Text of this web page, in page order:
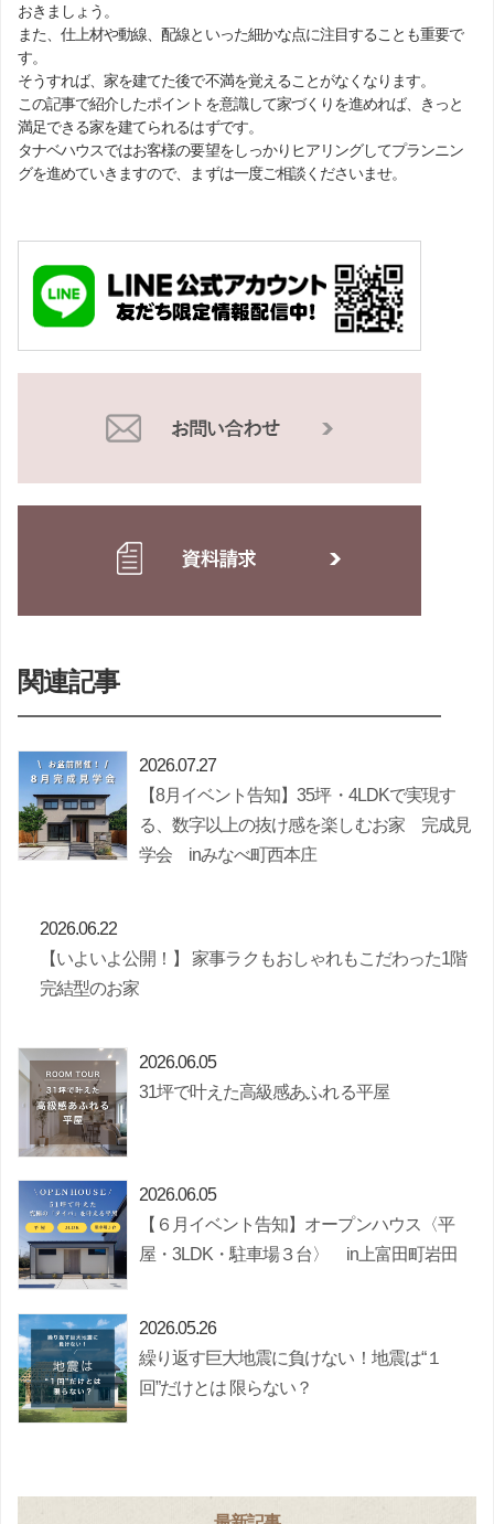
おきましょう。
また、仕上材や動線、配線といった細かな点に注目することも重要で
す。
そうすれば、家を建てた後で不満を覚えることがなくなります。
この記事で紹介したポイントを意識して家づくりを進めれば、きっと
満足できる家を建てられるはずです。
タナベハウスではお客様の要望をしっかりヒアリングしてプランニン
グを進めていきますので、まずは一度ご相談くださいませ。
関連記事
2026.07.27
【8月イベント告知】35坪・4LDKで実現す
る、数字以上の抜け感を楽しむお家 完成見
学会 inみなべ町西本庄
2026.06.22
【いよいよ公開！】 家事ラクもおしゃれもこだわった1階
完結型のお家
2026.06.05
31坪で叶えた高級感あふれる平屋
2026.06.05
【６月イベント告知】オープンハウス〈平
屋・3LDK・駐車場３台〉 in上富田町岩田
2026.05.26
繰り返す巨大地震に負けない！地震は“１
回”だけとは 限らない？